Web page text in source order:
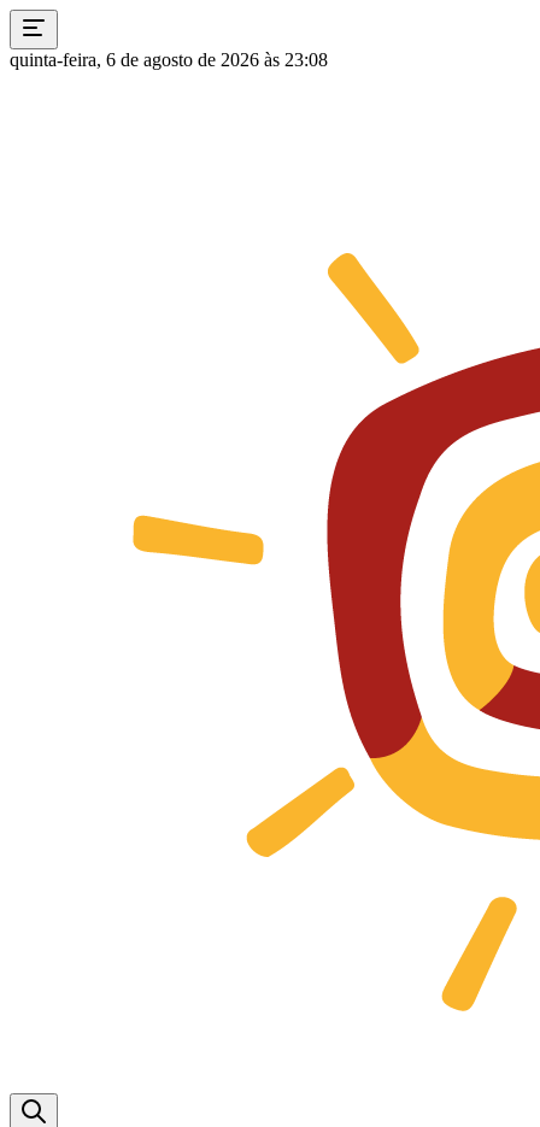
quinta-feira, 6 de agosto de 2026 às 23:08